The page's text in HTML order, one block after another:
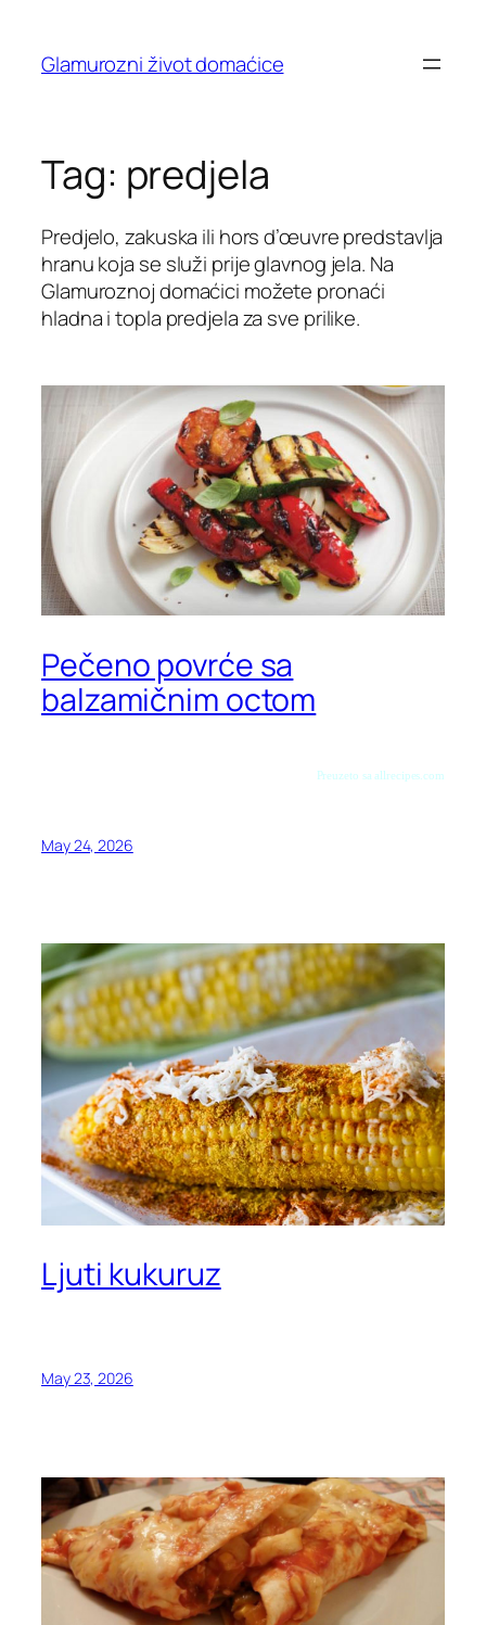
content
Glamurozni život domaćice
Tag: predjela
Predjelo, zakuska ili hors d’œuvre predstavlja
hranu koja se služi prije glavnog jela. Na
Glamuroznoj domaćici možete pronaći
hladna i topla predjela za sve prilike.
Pečeno povrće sa
balzamičnim octom
Preuzeto sa allrecipes.com
May 24, 2026
Ljuti kukuruz
May 23, 2026